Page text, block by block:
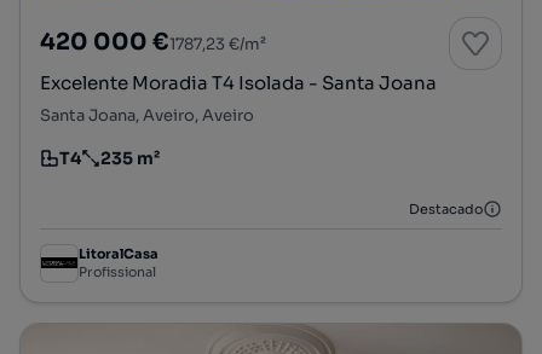
420 000 €1787,23 €/m²
Excelente Moradia T4 Isolada - Santa Joana
Santa Joana, Aveiro, Aveiro
Tipologia
T4
Preço por metro quadrado
235 m²
Destacado
LitoralCasa
Profissional